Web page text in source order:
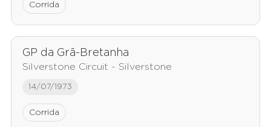
Corrida
GP da Grã-Bretanha
Silverstone Circuit - Silverstone
14/07/1973
Corrida